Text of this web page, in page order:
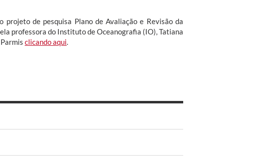
de pesquisa Plano de Avaliação e Revisão da
professora do Instituto de Oceanografia (IO), Tatiana
clicando aqui